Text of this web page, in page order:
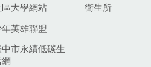
區大學網站
年英雄聯盟
中市永續低碳生
衛生所